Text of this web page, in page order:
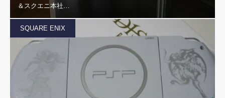
＆スクエニ本社…
SQUARE ENIX